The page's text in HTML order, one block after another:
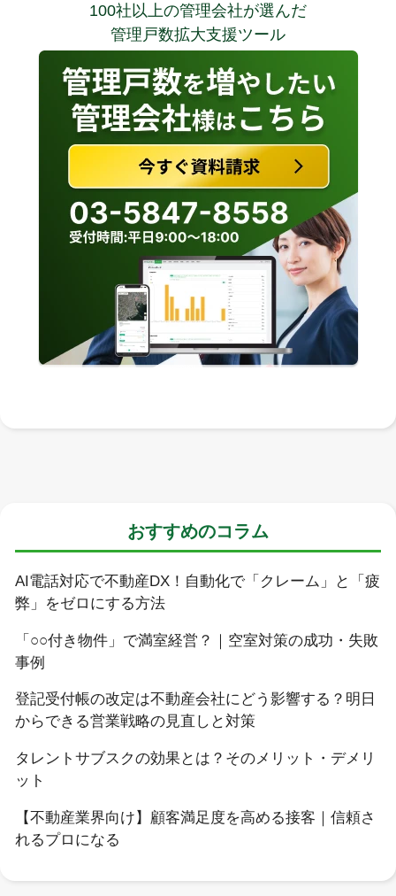
100社以上の管理会社が選んだ
管理戸数拡大支援ツール
おすすめのコラム
AI電話対応で不動産DX！自動化で「クレーム」と「疲
弊」をゼロにする方法
「○○付き物件」で満室経営？｜空室対策の成功・失敗
事例
登記受付帳の改定は不動産会社にどう影響する？明日
からできる営業戦略の見直しと対策
タレントサブスクの効果とは？そのメリット・デメリ
ット
【不動産業界向け】顧客満足度を高める接客｜信頼さ
れるプロになる